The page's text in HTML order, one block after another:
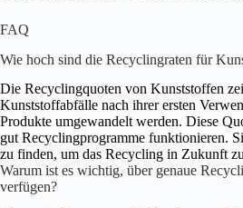
FAQ
Wie hoch sind die Recyclingraten für
Die Recyclingquoten von Kunststoffen
Kunststoffabfälle nach ihrer ersten
Produkte umgewandelt werden. Diese
gut Recyclingprogramme funktionieren.
zu finden, um das Recycling in Zukunft
Warum ist es wichtig, über genaue
verfügen?